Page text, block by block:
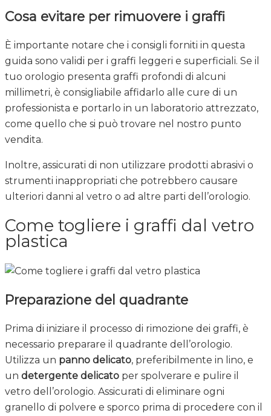
Cosa evitare per rimuovere i graffi
È importante notare che i consigli forniti in questa
guida sono validi per i graffi leggeri e superficiali. Se il
tuo orologio presenta graffi profondi di alcuni
millimetri, è consigliabile affidarlo alle cure di un
professionista e portarlo in un laboratorio attrezzato,
come quello che si può trovare nel nostro punto
vendita.
Inoltre, assicurati di non utilizzare prodotti abrasivi o
strumenti inappropriati che potrebbero causare
ulteriori danni al vetro o ad altre parti dell’orologio.
Come togliere i graffi dal vetro
plastica
Preparazione del quadrante
Prima di iniziare il processo di rimozione dei graffi, è
necessario preparare il quadrante dell’orologio.
Utilizza un panno delicato, preferibilmente in lino, e
un detergente delicato per spolverare e pulire il
vetro dell’orologio. Assicurati di eliminare ogni
granello di polvere e sporco prima di procedere con il